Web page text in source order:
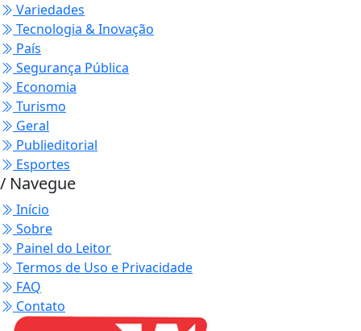
Variedades
Tecnologia & Inovação
País
Segurança Pública
Economia
Turismo
Geral
Publieditorial
Esportes
/ Navegue
Início
Sobre
Painel do Leitor
Termos de Uso e Privacidade
FAQ
Contato